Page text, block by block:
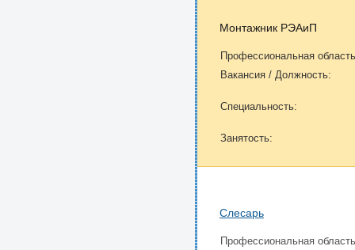
Монтажник РЭАиП
Профессиональная
Вакансия / Должность:
Специальность:
Занятость:
Слесарь
Профессиональная